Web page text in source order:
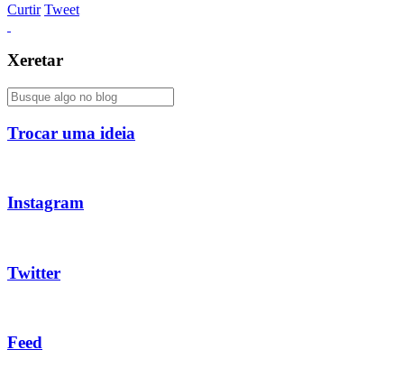
Curtir Tweet
Xeretar
Trocar uma ideia
Instagram
Twitter
Feed